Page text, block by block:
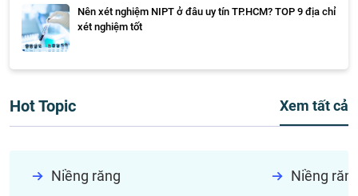
Nên xét nghiệm NIPT ở đâu uy tín TP.HCM? TOP 9 địa chỉ
xét nghiệm tốt
Hot Topic Xem tất cả
Niềng răng Niềng